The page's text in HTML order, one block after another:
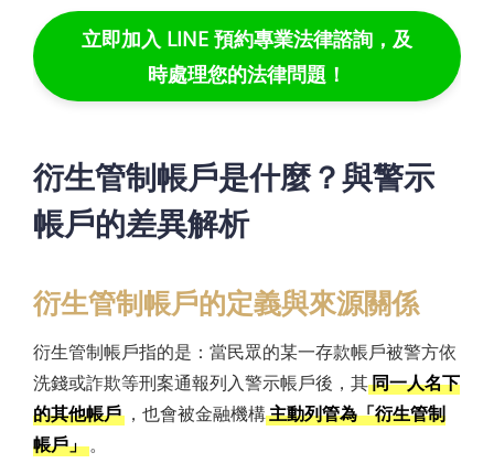
立即加入 LINE 預約專業法律諮詢，及
時處理您的法律問題！
衍生管制帳戶是什麼？與警示
帳戶的差異解析
衍生管制帳戶的定義與來源關係
衍生管制帳戶指的是：當民眾的某一存款帳戶被警方依
洗錢或詐欺等刑案通報列入警示帳戶後，其同一人名下
的其他帳戶 ，也會被金融機構主動列管為「衍生管制
帳戶」。